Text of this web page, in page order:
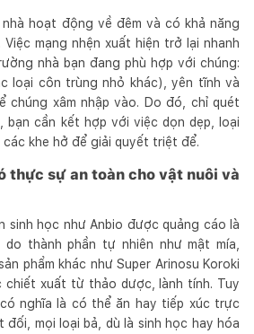
hoạt động về đêm và có khả năng
mạng nhện xuất hiện trở lại nhanh
nhà bạn đang phù hợp với chúng:
loại côn trùng nhỏ khác), yên tĩnh và
chúng xâm nhập vào. Do đó, chỉ quét
bạn cần kết hợp với việc dọn dẹp, loại
khe hở để giải quyết triệt để.
thực sự an toàn cho vật nuôi và
sinh học như Anbio được quảng cáo là
thành phần tự nhiên như mật mía,
phẩm khác như Super Arinosu Koroki
chiết xuất từ thảo dược, lành tính. Tuy
nghĩa là có thể ăn hay tiếp xúc trực
mọi loại bả, dù là sinh học hay hóa